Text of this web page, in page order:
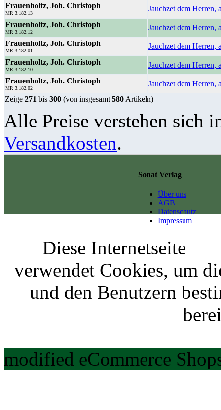
Frauenholtz, Joh. Christoph
MR 3.182.13
Jauchzet dem Herren,
Frauenholtz, Joh. Christoph
MR 3.182.12
Jauchzet dem Herren,
Frauenholtz, Joh. Christoph
MR 3.182.01
Jauchzet dem Herren,
Frauenholtz, Joh. Christoph
MR 3.182.10
Jauchzet dem Herren,
Frauenholtz, Joh. Christoph
MR 3.182.02
Jauchzet dem Herren,
Zeige 271 bis 300 (von insgesamt 580 Artikeln)
Alle Preise verstehen sich
Versandkosten.
Sonat Verlag
Über uns
AGB
Datenschutz
Impressum
Diese Internetseite
verwendet Cookies, um
und den Benutzern
modified eCommerce